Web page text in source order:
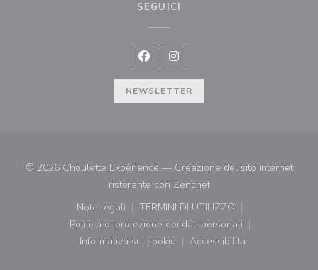
SEGUICI
Facebook ((apre una nuova
Instagram ((apre una nuova
NEWSLETTER
© 2026 Choulette Expérience — Creazione del sito internet
ristorante con Zenchef((apre una nuova
Note legali
((apre una nuova finestra))
TERMINI DI UTILIZZO
((apre una nuova finestra))
Politica di protezione dei dati personali
((apre una nuova finestra))
Informativa sui cookie
((apre una nuova finestra))
Accessibilita
((apre una nuova